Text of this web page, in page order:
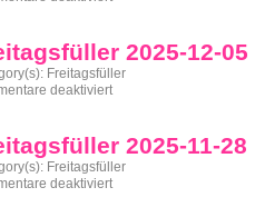
122025-12-05
Freitagsfüller
deaktiviertfür
052025-11-28
Freitagsfüller
deaktiviertfür